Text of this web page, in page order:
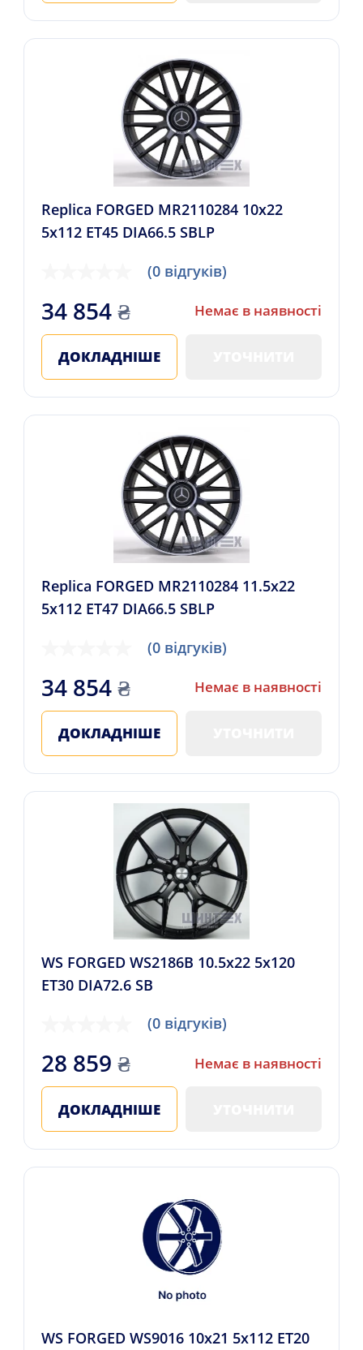
Replica FORGED MR2110284 10x22
5x112 ET45 DIA66.5 SBLP
(0 відгуків)
34 854₴ Немає в наявності
ДОКЛАДНІШЕ
Replica FORGED MR2110284 11.5x22
5x112 ET47 DIA66.5 SBLP
(0 відгуків)
34 854₴ Немає в наявності
ДОКЛАДНІШЕ
WS FORGED WS2186B 10.5x22 5x120
ET30 DIA72.6 SB
(0 відгуків)
28 859 ₴ Немає в наявності
ДОКЛАДНІШЕ
WS FORGED WS9016 10x21 5x112 ET20